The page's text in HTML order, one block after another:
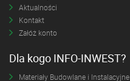
Aktualności
Kontakt
Załóż konto
Dla kogo INFO-INWEST?
Materiały Budowlane i Instalacyjne